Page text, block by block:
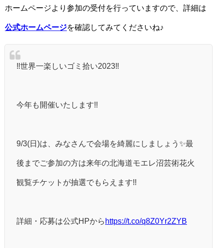
ホームページより参加の受付を行っていますので、詳細は
公式ホームページを確認してみてくださいね♪
‼️世界一楽しいゴミ拾い2023‼️
今年も開催いたします!!
9/3(日)は、みなさんで会場を綺麗にしましょう✨最
後までご参加の方は来年の北海道モエレ沼芸術花火
観覧チケットが抽選でもらえます!!
詳細・応募は公式HPから https://t.co/q8Z0Yr2ZYB